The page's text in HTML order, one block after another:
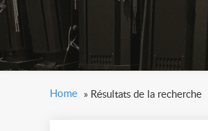
Home » Résultats de la recherche